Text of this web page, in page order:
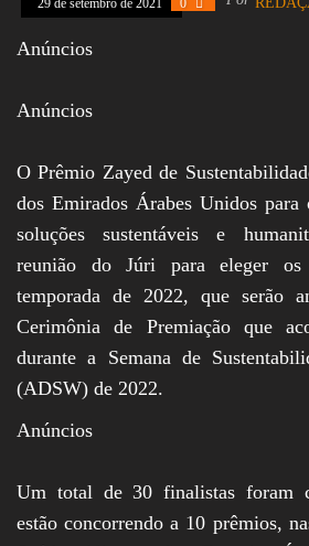
Vinhos,
Receitas,
29 de setembro de 2021 0
Anúncios
Anúncios
O Prêmio Zayed de
dos Emirados Árabes Unidos para
soluções sustentáveis e
reunião do Júri para eleger os
temporada de 2022, que serão
Cerimônia de Premiação que
durante a Semana de
(ADSW) de 2022.
Anúncios
Um total de 30 finalistas foram
estão concorrendo a 10 prêmios,